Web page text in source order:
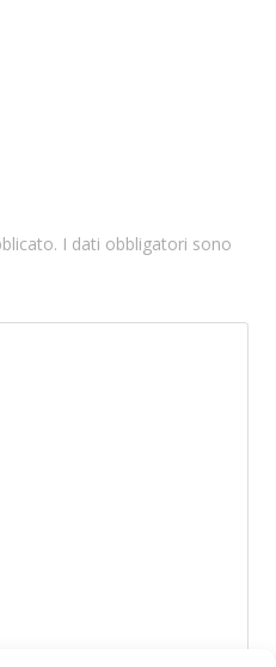
I dati obbligatori sono